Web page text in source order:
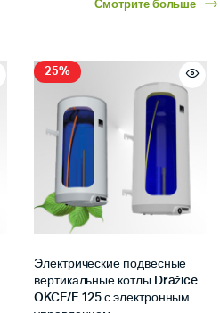
Смотрите больше
25%
Электрические подвесные
вертикальные котлы Dražice
OKCE/E 125 с электронным